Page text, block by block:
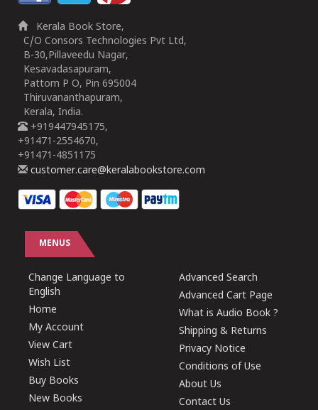
Kerala Book Store,
C/O Consors Technologies Pvt Ltd,
B-30,Pillaveedu Nagar,
Kesavadasapuram,
Pattom P O, Pin 695004
Thiruvananthapuram,
Kerala, India.
+919447945175,
+91471-2554670,
+91471-4851175
customer.care@keralabookstore.com
MENUS
Change Language to
English
Home
My Account
View Cart
Wish List
Buy Books
New Books
Advanced Search
Advanced Cart Page
What is Audio Book ?
Shipping & Returns
Privacy Notice
Conditions of Use
About Us
Contact Us